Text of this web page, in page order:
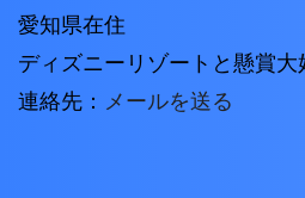
愛知県在住
ディズニーリゾートと懸賞大
連絡先： メールを送る